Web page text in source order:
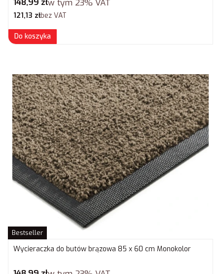
148,99 złw tym 23% VAT
Cena netto
121,13 złbez VAT
Do koszyka
Bestseller
Wycieraczka do butów brązowa 85 x 60 cm Monokolor